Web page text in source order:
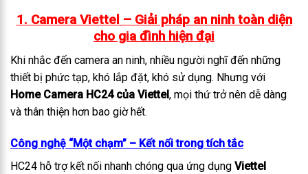
1. Camera Viettel – Giải pháp an ninh toàn diện
cho gia đình hiện đại
Khi nhắc đến camera an ninh, nhiều người nghĩ đến những
thiết bị phức tạp, khó lắp đặt, khó sử dụng. Nhưng với
Home Camera HC24 của Viettel, mọi thứ trở nên dễ dàng
và thân thiện hơn bao giờ hết.
Công nghệ “Một chạm” – Kết nối trong tích tắc
HC24 hỗ trợ kết nối nhanh chóng qua ứng dụng Viettel